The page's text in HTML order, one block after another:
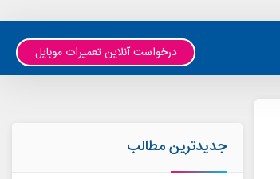
درخواست آنلاین تعمیرات موبایل
جدیدترین مطالب